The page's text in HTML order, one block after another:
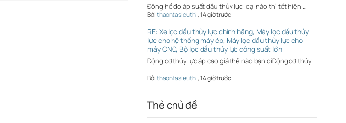
Đồng hồ đo áp suất dầu thủy lực loại nào thì tốt hiện …
Bởithaontasieuthi,14 giờ trước
RE: Xe lọc dầu thủy lực chính hãng, Máy lọc dầu thủy
lực cho hệ thống máy ép, Máy lọc dầu thủy lực cho
máy CNC, Bộ lọc dầu thủy lực công suất lớn
Động cơ thủy lực áp cao giá thế nào bạn ơiĐộng cơ thủy
…
Bởithaontasieuthi,14 giờ trước
Thẻ chủ đề